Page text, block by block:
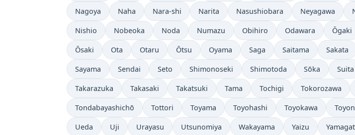
Nagoya Naha Nara-shi Narita Nasushiobara Neyagawa
Nishio Nobeoka Noda Numazu Obihiro Odawara Ōgaki
Ōsaki Ota Otaru Ōtsu Oyama Saga Saitama Sakata
Sayama Sendai Seto Shimonoseki Shimotoda Sōka Suita
Takarazuka Takasaki Takatsuki Tama Tochigi Tokorozawa
Tondabayashichō Tottori Toyama Toyohashi Toyokawa
Ueda Uji Urayasu Utsunomiya Wakayama Yaizu